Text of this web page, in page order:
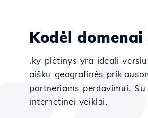
Kodėl domenai
.ky plėtinys yra ideali
aiškų geografinės
partneriams perdavimui.
internetinei veiklai.